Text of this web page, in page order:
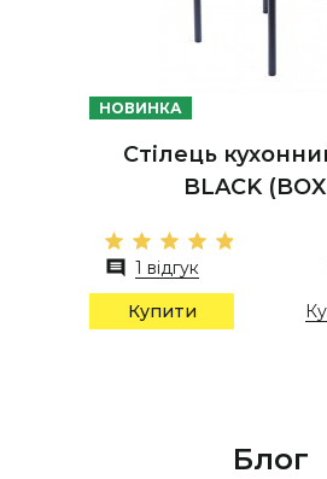
НОВИНКА
Стілець
BLACK
1 відгук
Купити
Блог